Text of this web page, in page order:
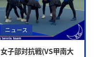
ニュース
女子部対抗戦(VS甲南大